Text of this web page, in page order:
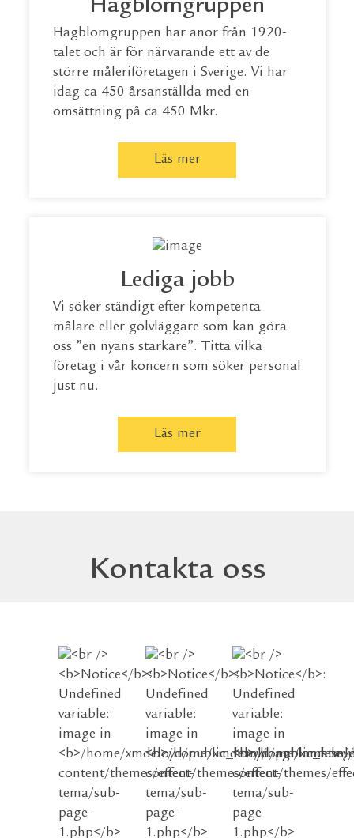
Hagblomgruppen
Hagblomgruppen har anor från 1920-
talet och är för närvarande ett av de
större måleriföretagen i Sverige. Vi har
idag ca 450 årsanställda med en
omsättning på ca 450 Mkr.
Läs mer
Lediga jobb
Vi söker ständigt efter kompetenta
målare eller golvläggare som kan göra
oss ”en nyans starkare”. Titta vilka
företag i vår koncern som söker personal
just nu.
Läs mer
Kontakta oss